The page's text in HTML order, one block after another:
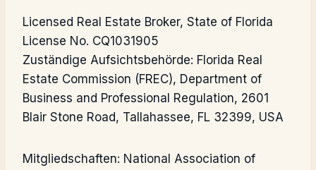
Licensed Real Estate Broker, State of Florida
License No. CQ1031905
Zuständige Aufsichtsbehörde: Florida Real
Estate Commission (FREC), Department of
Business and Professional Regulation, 2601
Blair Stone Road, Tallahassee, FL 32399, USA
Mitgliedschaften: National Association of